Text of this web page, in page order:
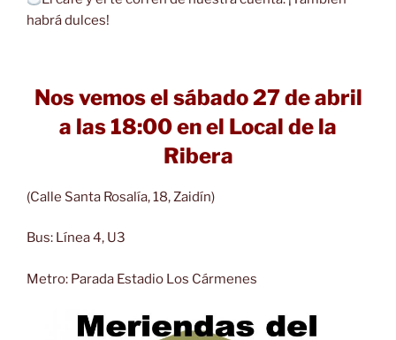
habrá dulces!
Nos vemos el sábado 27 de abril
a las 18:00en el Local de la
Ribera
(Calle Santa Rosalía, 18, Zaidín)
Bus: Línea 4, U3
Metro: Parada Estadio Los Cármenes